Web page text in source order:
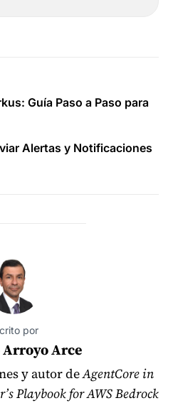
Guía Paso a Paso para
Alertas y Notificaciones
por
Arce
y autor deAgentCore in
Playbook for AWS Bedrock